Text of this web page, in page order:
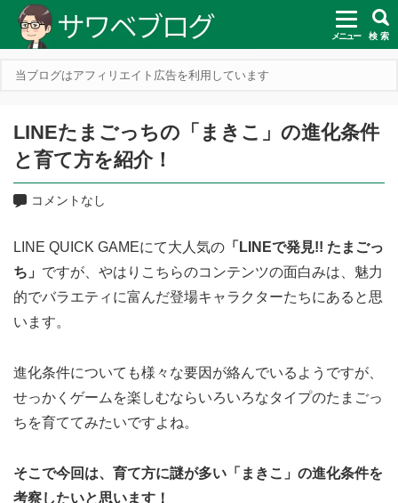
メニュー 検 索
当ブログはアフィリエイト広告を利用しています
LINEたまごっちの「まきこ」の進化条件
と育て方を紹介！
コメントなし
LINE QUICK GAMEにて大人気の 「LINEで発見!! たまごっ
ち」 ですが、やはりこちらのコンテンツの面白みは、魅力
的でバラエティに富んだ登場キャラクターたちにあると思
います。
進化条件についても様々な要因が絡んでいるようですが、
せっかくゲームを楽しむならいろいろなタイプのたまごっ
ちを育ててみたいですよね。
そこで今回は、育て方に謎が多い「まきこ」の進化条件を
考察したいと思います！